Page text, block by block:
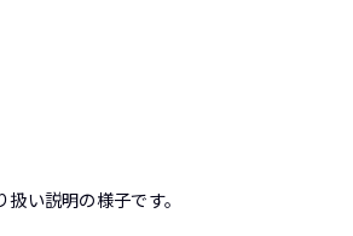
い説明の様子です。